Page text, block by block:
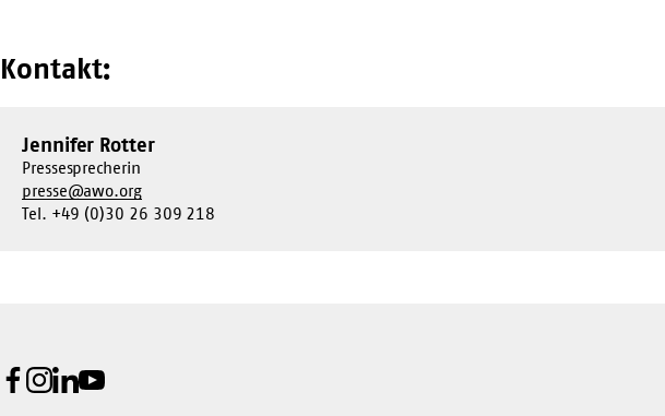
Kontakt:
Jennifer Rotter
Pressesprecherin
presse@awo.org
Tel. +49 (0)30 26 309 218
Facebook
Instagram
LinkedIn
Youtube